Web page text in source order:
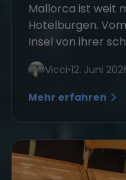
Mallorca ist weit
Hotelburgen.
Insel von ihrer
Vicci•12. Juni
Mehr erfahren